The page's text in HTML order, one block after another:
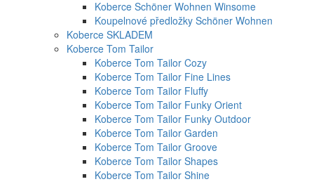
Koberce Schöner Wohnen Winsome
Koupelnové předložky Schöner Wohnen
Koberce SKLADEM
Koberce Tom Tailor
Koberce Tom Tailor Cozy
Koberce Tom Tailor Fine Lines
Koberce Tom Tailor Fluffy
Koberce Tom Tailor Funky Orient
Koberce Tom Tailor Funky Outdoor
Koberce Tom Tailor Garden
Koberce Tom Tailor Groove
Koberce Tom Tailor Shapes
Koberce Tom Tailor Shine